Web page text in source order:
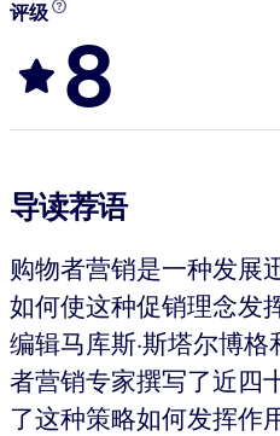
评级
8
导读荐语
购物者营销是一种发展
如何使这种促销理念发
编辑马库斯·斯塔尔博格
者营销专家撰写了近四
了这种策略如何发挥作